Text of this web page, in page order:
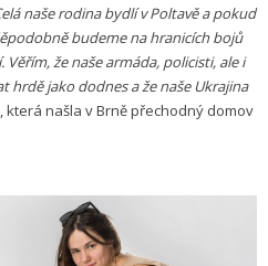
naše rodina bydlí v Poltavě a pokud
budeme na hranicích bojů
že naše armáda, policisti, ale i
hrdě jako dodnes a že naše Ukrajina
našla v Brně přechodný domov